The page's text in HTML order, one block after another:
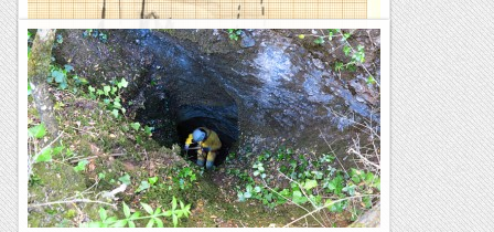
Lo gall
Retallons. Avenc del Bruc.
Espeleobloc